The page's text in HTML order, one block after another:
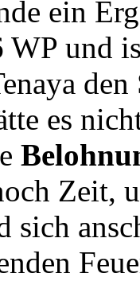
ein
und
es
Zeit,
sich